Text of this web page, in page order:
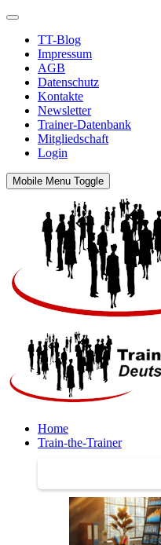
TT-Blog
Impressum
AGB
Datenschutz
Kontakte
Newsletter
Trainer-Datenbank
Mitgliedschaft
Login
Mobile Menu Toggle
Home
Train-the-Trainer